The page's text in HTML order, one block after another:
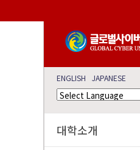
ENGLISH JAPANESE
대학소개